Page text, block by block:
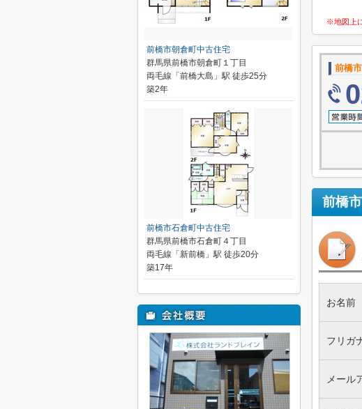
※地図上
前橋
前橋
お名前
フリガ
メール
前橋市朝倉町中古住宅
群馬県前橋市朝倉町１丁目
両毛線「前橋大島」駅 徒歩25分
築2年
前橋市石倉町中古住宅
群馬県前橋市石倉町４丁目
両毛線「新前橋」駅 徒歩20分
築17年